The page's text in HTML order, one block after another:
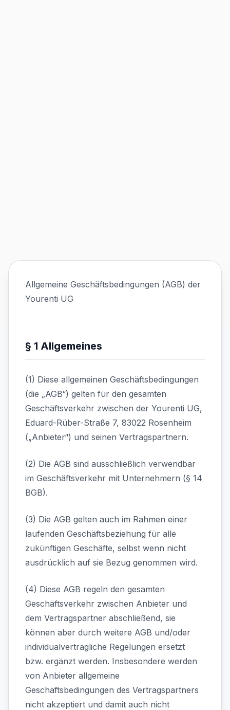
Allgemeine Geschäftsbedingungen (AGB) der
Yourenti UG
§ 1 Allgemeines
(1) Diese allgemeinen Geschäftsbedingungen
(die „AGB“) gelten für den gesamten
Geschäftsverkehr zwischen der Yourenti UG,
Eduard-Rüber-Straße 7, 83022 Rosenheim
(„Anbieter“) und seinen Vertragspartnern.
(2) Die AGB sind ausschließlich verwendbar
im Geschäftsverkehr mit Unternehmern (§ 14
BGB).
(3) Die AGB gelten auch im Rahmen einer
laufenden Geschäftsbeziehung für alle
zukünftigen Geschäfte, selbst wenn nicht
ausdrücklich auf sie Bezug genommen wird.
(4) Diese AGB regeln den gesamten
Geschäftsverkehr zwischen Anbieter und
dem Vertragspartner abschließend, sie
können aber durch weitere AGB und/oder
individualvertragliche Regelungen ersetzt
bzw. ergänzt werden. Insbesondere werden
von Anbieter allgemeine
Geschäftsbedingungen des Vertragspartners
nicht akzeptiert und damit auch nicht